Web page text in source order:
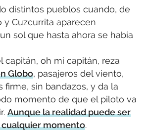
distintos pueblos cuando, de
y Cuzcurrita aparecen
sol que hasta ahora se había
capitán, oh mi capitán, reza
Globo, pasajeros del viento,
firme, sin bandazos, y da la
momento de que el piloto va
Aunque la realidad puede ser
momento.